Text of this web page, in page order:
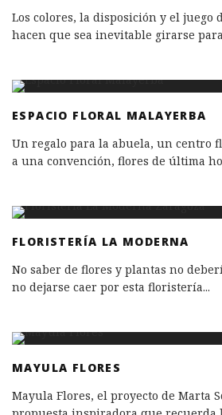
Los colores, la disposición y el juego
hacen que sea inevitable girarse
ESPACIO FLORAL MALAYERBA
Un regalo para la abuela, un centro
a una convención, flores de última
FLORISTERÍA LA MODERNA
No saber de flores y plantas no
no dejarse caer por esta floristería...
MAYULA FLORES
Mayula Flores, el proyecto de Marta